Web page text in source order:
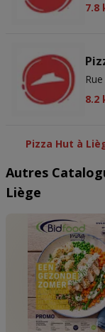
7.8
8.2
Pizza Hut à
Autres
Liège